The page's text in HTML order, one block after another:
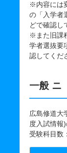
※内容には
の「入学者
どで確認し
※また旧課
学者選抜要
認してくだ
一般 ニ
広島修道
度入試情
受験科目数